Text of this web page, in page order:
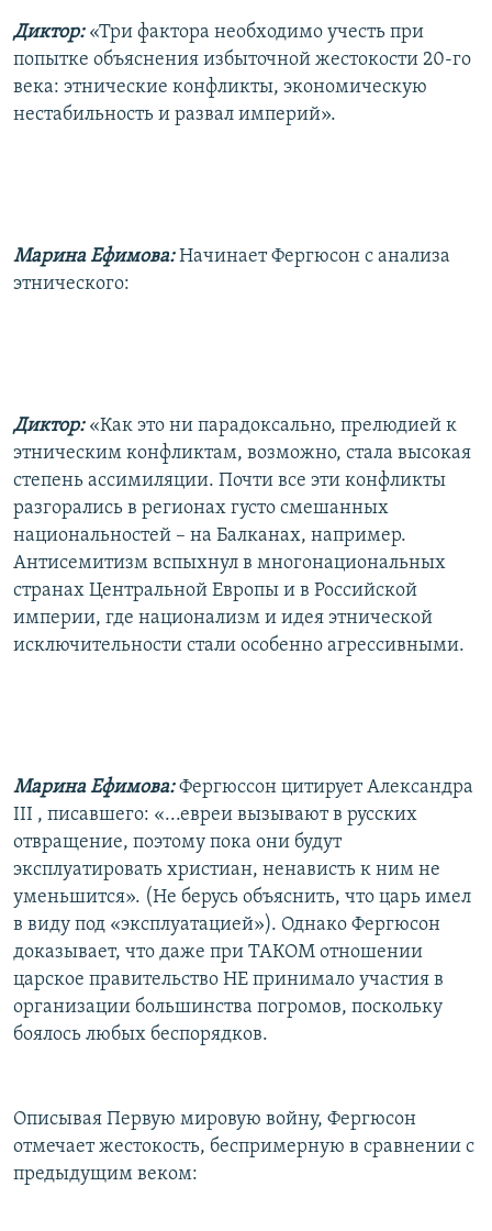
Диктор: «Три фактора необходимо учесть при
попытке объяснения избыточной жестокости 20-го
века: этнические конфликты, экономическую
нестабильность и развал империй».
Марина Ефимова:Начинает Фергюсон с анализа
этнического:
Диктор: «Как это ни парадоксально, прелюдией к
этническим конфликтам, возможно, стала высокая
степень ассимиляции. Почти все эти конфликты
разгорались в регионах густо смешанных
национальностей – на Балканах, например.
Антисемитизм вспыхнул в многонациональных
странах Центральной Европы и в Российской
империи, где национализм и идея этнической
исключительности стали особенно агрессивными.
Марина Ефимова:Фергюссон цитирует Александра
III , писавшего: «...евреи вызывают в русских
отвращение, поэтому пока они будут
эксплуатировать христиан, ненависть к ним не
уменьшится». (Не берусь объяснить, что царь имел
в виду под «эксплуатацией»). Однако Фергюсон
доказывает, что даже при ТАКОМ отношении
царское правительство НЕ принимало участия в
организации большинства погромов, поскольку
боялось любых беспорядков.
Описывая Первую мировую войну, Фергюсон
отмечает жестокость, беспримерную в сравнении с
предыдущим веком: